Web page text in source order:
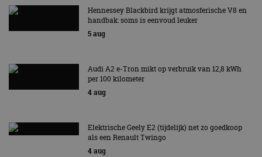
Hennessey Blackbird krijgt atmosferische V8 en
handbak: soms is eenvoud leuker
5 aug
Audi A2 e-Tron mikt op verbruik van 12,8 kWh
per 100 kilometer
4 aug
Elektrische Geely E2 (tijdelijk) net zo goedkoop
als een Renault Twingo
4 aug